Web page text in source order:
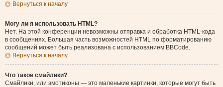
Вернуться к началу
Могу ли я использовать HTML?
Нет. На этой конференции невозможны отправка и обработка HTML-кода
в сообщениях. Большая часть возможностей HTML по форматированию
сообщений может быть реализована с использованием BBCode.
Вернуться к началу
Что такое смайлики?
Смайлики, или эмотиконы — это маленькие картинки, которые могут быть